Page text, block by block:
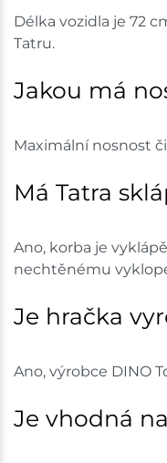
Délka vozidla je 72
Tatru.
Jakou má
Maximální nosnost
Má Tatra
Ano, korba je
nechtěnému
Je hračka
Ano, výrobce DINO
Je vhodná